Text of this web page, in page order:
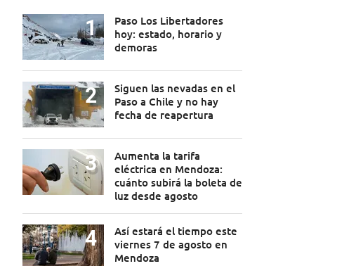
Paso Los Libertadores
hoy: estado, horario y
demoras
Siguen las nevadas en el
Paso a Chile y no hay
fecha de reapertura
Aumenta la tarifa
eléctrica en Mendoza:
cuánto subirá la boleta de
luz desde agosto
Así estará el tiempo este
viernes 7 de agosto en
Mendoza